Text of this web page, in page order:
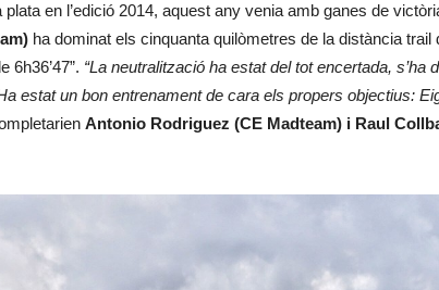
en l’edició 2014, aquest any venia amb ganes de
ha dominat els cinquanta quilòmetres de la distància trail
6h36’47”. “La neutralització ha estat del tot encertada, s’ha
estat un bon entrenament de cara els propers objectius:
Antonio Rodriguez (CE Madteam) i Raul